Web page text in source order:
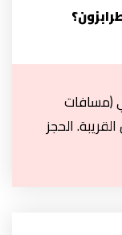
(مسافات
الحجز